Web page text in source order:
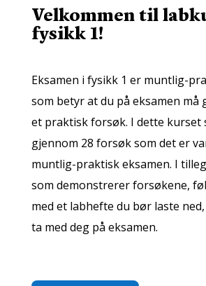
Velkommen til
fysikk 1!
Eksamen i fysikk 1 er muntlig-
som betyr at du på eksamen må
et praktisk forsøk. I dette kurset
gjennom 28 forsøk som det er
muntlig-praktisk eksamen. I
som demonstrerer forsøkene,
med et labhefte du bør laste
ta med deg på eksamen.